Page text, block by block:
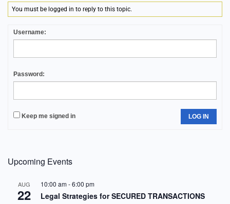
You must be logged in to reply to this topic.
Username:
Password:
Keep me signed in LOG IN
Upcoming Events
AUG
22
10:00 am-6:00 pm
Legal Strategies for SECURED TRANSACTIONS